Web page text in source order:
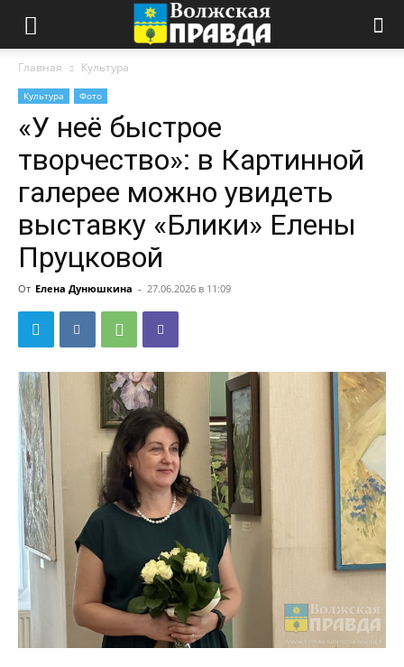
Главная Культура
Культура Фото
«У неё быстрое
творчество»: в Картинной
галерее можно увидеть
выставку «Блики» Елены
Пруцковой
От Елена Дунюшкина - 27.06.2026 в 11:09